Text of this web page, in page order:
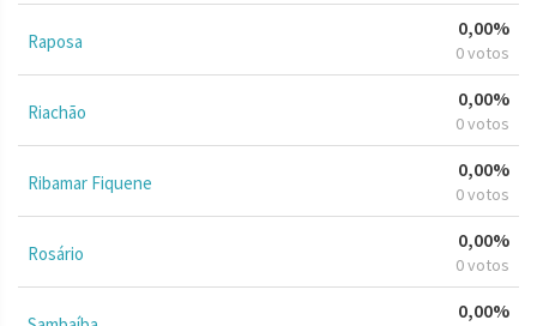
Raposa
0,00%
0 votos
Riachão
0,00%
0 votos
Ribamar Fiquene
0,00%
0 votos
Rosário
0,00%
0 votos
0,00%